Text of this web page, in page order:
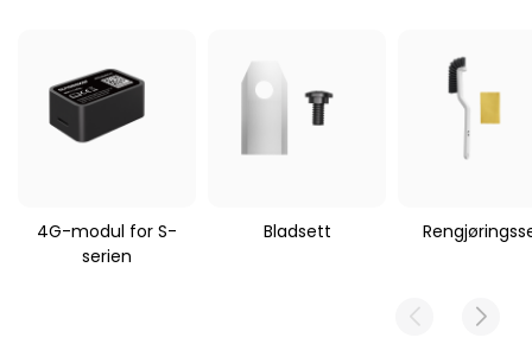
Sunseeker V1/V3/S3/S4/S5
4G-modul for S-
serien
Bladsett